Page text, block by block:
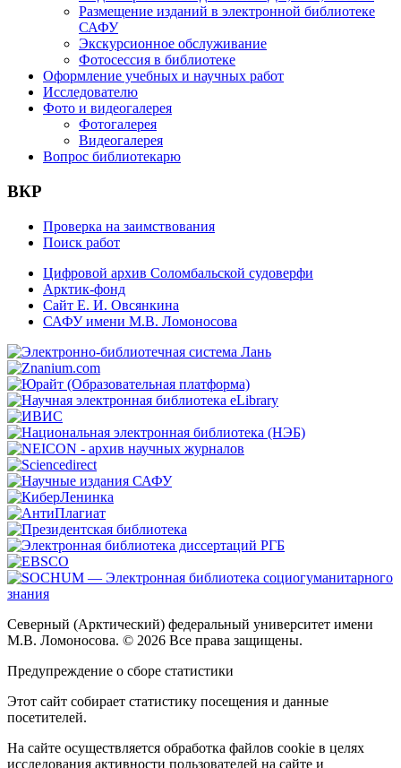
Размещение изданий в электронной библиотеке
САФУ
Экскурсионное обслуживание
Фотосессия в библиотеке
Оформление учебных и научных работ
Исследователю
Фото и видеогалерея
Фотогалерея
Видеогалерея
Вопрос библиотекарю
ВКР
Проверка на заимствования
Поиск работ
Цифровой архив Соломбальской судоверфи
Арктик-фонд
Сайт Е. И. Овсянкина
САФУ имени М.В. Ломоносова
Северный (Арктический) федеральный университет имени
М.В. Ломоносова. © 2026 Все права защищены.
Предупреждение о сборе статистики
Этот сайт собирает статистику посещения и данные
посетителей.
На сайте осуществляется обработка файлов cookie в целях
исследования активности пользователей на сайте и